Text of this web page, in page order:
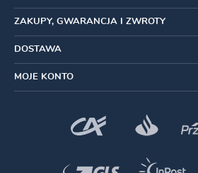
System : 12-rzędowy
Rozmiar
Długość
Piny łączące : 5,2 mm
MissingLink
ZAKUPY, GWARANCJA I ZWROTY
DOSTAWA
MOJE KONTO